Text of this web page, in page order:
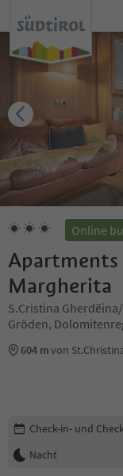
Online
Apartments
Margherita
S.Cristina
Gröden,
604 mvon
Buchungsdetails
Check-in- und
Nacht